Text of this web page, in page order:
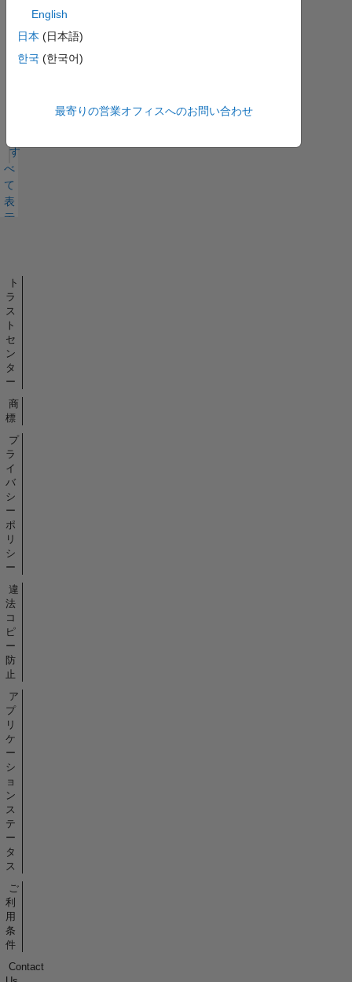
す
べ
て
表
示
English
日本 (日本語)
한국 (한국어)
最寄りの営業オフィスへのお問い合わせ
ト
ラ
ス
ト
セ
ン
タ
ー
商
標
プ
ラ
イ
バ
シ
ー
ポ
リ
シ
ー
違
法
コ
ピ
ー
防
止
ア
プ
リ
ケ
ー
シ
ョ
ン
ス
テ
ー
タ
ス
ご
利
用
条
件
Contact